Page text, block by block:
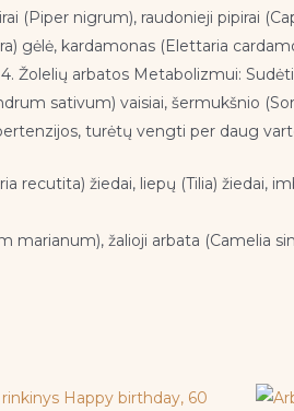
(Piper nigrum), raudonieji pipirai
gėlė, kardamonas (Elettaria
Žolelių arbatos Metabolizmui:
sativum) vaisiai, šermukšnio
turėtų vengti per daug
recutita) žiedai, liepų (Tilia) žiedai,
marianum), žalioji arbata